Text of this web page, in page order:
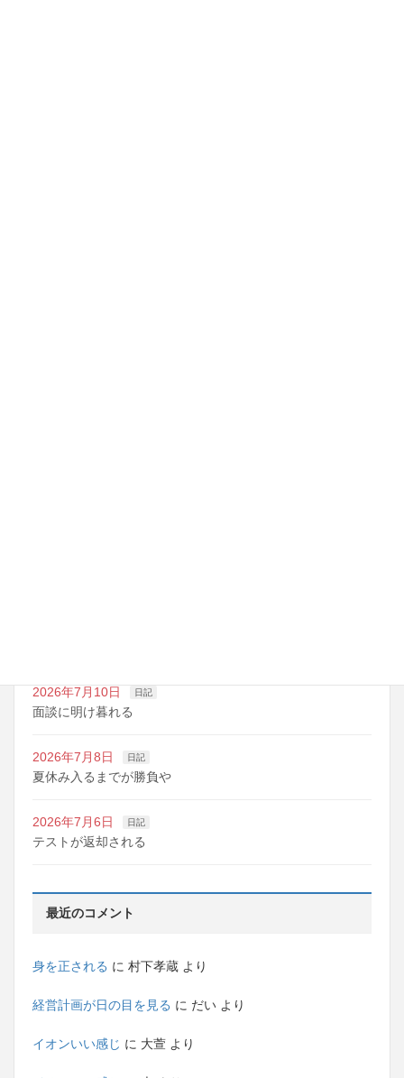
2026年7月10日 日記
面談に明け暮れる
2026年7月8日 日記
夏休み入るまでが勝負や
2026年7月6日 日記
テストが返却される
最近のコメント
身を正される に 村下孝蔵 より
経営計画が日の目を見る に だい より
イオンいい感じ に 大萱 より